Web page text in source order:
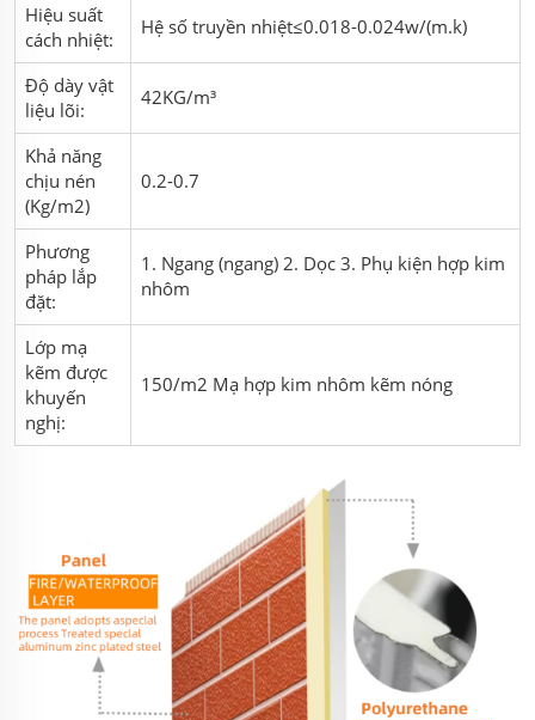
Hiệu suất
cách nhiệt:
Hệ số truyền nhiệt≤0.018-0.024w/(m.k)
Độ dày vật
liệu lõi:
42KG/m³
Khả năng
chịu nén
(Kg/m2)
0.2-0.7
Phương
pháp lắp
đặt:
1. Ngang (ngang) 2. Dọc 3. Phụ kiện hợp kim
nhôm
Lớp mạ
kẽm được
khuyến
nghị:
150/m2 Mạ hợp kim nhôm kẽm nóng